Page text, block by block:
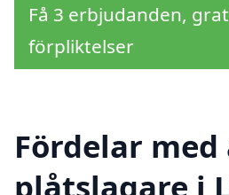
Få 3 erbjudanden,
förpliktelser
Fördelar